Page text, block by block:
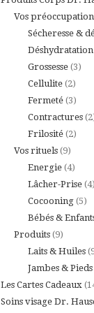
Vos
Sécheresse &
Déshydratation
Grossesse 33
Cellulite 22
Fermeté 33
Contractures 2
Frilosité 22
Vos rituels 99
Energie 44
Lâcher-Prise 44
Cocooning 55
Bébés &
Produits 99
Laits & Huiles
Jambes & Pieds
Les Cartes Cadeaux
Soins visage Dr.